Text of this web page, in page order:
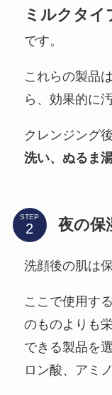
ミルクタ
です。
これらの製品
ら、効果的に
クレンジング
洗い、ぬるま
STEP 夜の保
洗顔後の肌は
ここで使用す
のものよりも
できる製品を
ロン酸、アミ